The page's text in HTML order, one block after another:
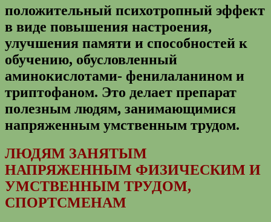
положительный психотропный эффект
в виде повышения настроения,
улучшения памяти и способностей к
обучению, обусловленный
аминокислотами- фенилаланином и
триптофаном. Это делает препарат
полезным людям, занимающимися
напряженным умственным трудом.
ЛЮДЯМ ЗАНЯТЫМ
НАПРЯЖЕННЫМ ФИЗИЧЕСКИМ И
УМСТВЕННЫМ ТРУДОМ,
СПОРТСМЕНАМ